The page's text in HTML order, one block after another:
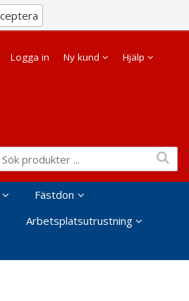
Logga in Ny kund
Företag
Privat
Hjälp
Fästdon
Arbetsplatsutrustning